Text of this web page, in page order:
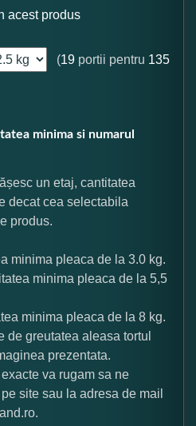
acest produs
(19 portii pentru 135
minima si numarul
un etaj, cantitatea
decat cea selectabila
produs.
minima pleaca de la 3.0 kg.
minima pleaca de la 5,5
minima pleaca de la 8 kg.
de greutatea aleasa tortul
prezentata.
va rugam sa ne
site sau la adresa de mail